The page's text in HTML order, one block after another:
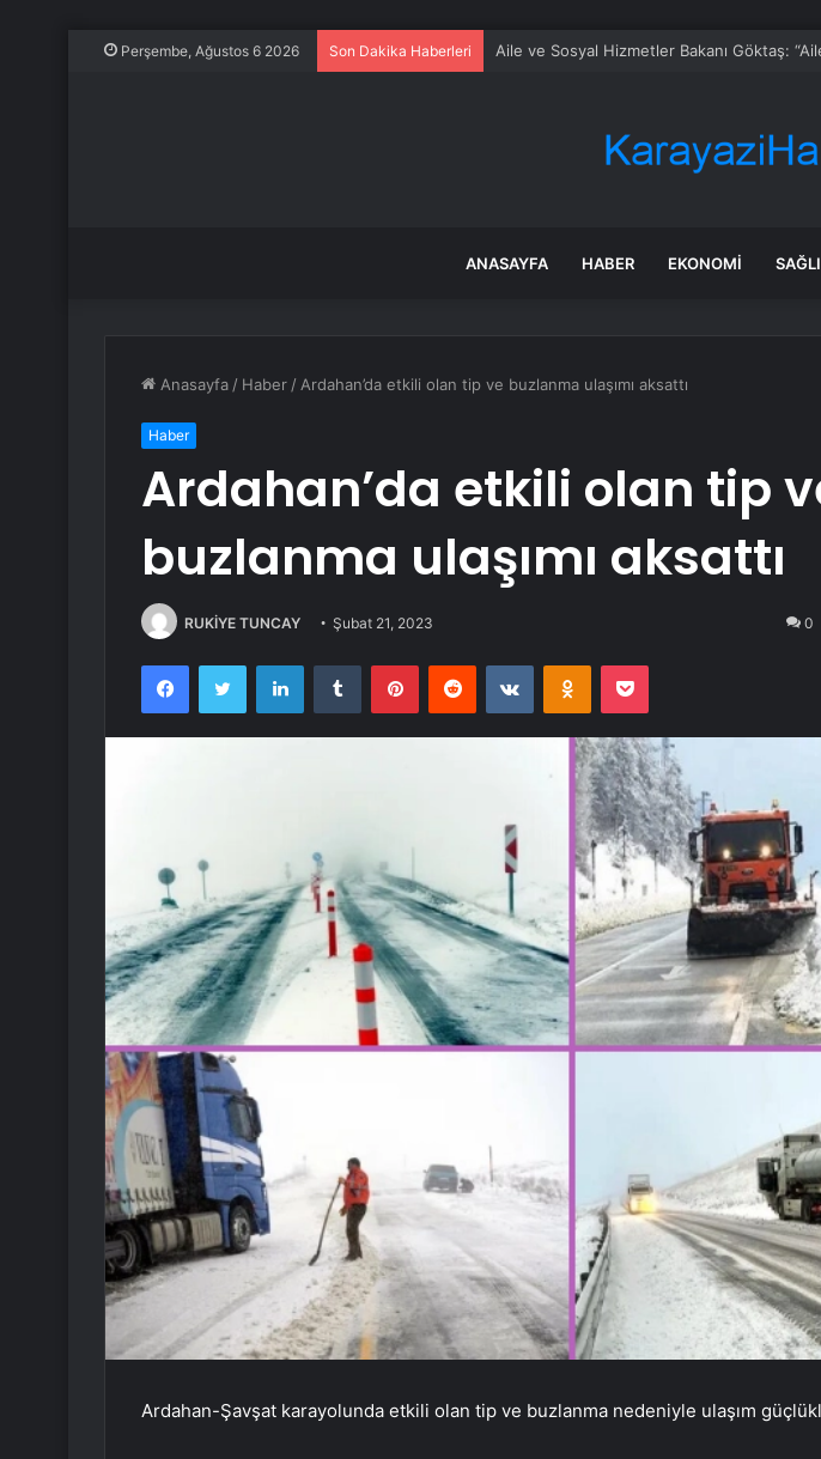
Perşembe, Ağustos 6 2026 Son Dakika Haberleri Aile ve Sosyal Hizmetler Bakanı Göktaş:
ANASAYFA HABER EKONOMI
Anasayfa / Haber / Ardahan’da etkili olan tip ve buzlanma ulaşımı aksattı
Haber
Ardahan’da etkili olan tip
buzlanma ulaşımı aksattı
RUKİYE TUNCAY Şubat 21, 2023 0
FacebookTwitter LinkedInTumblr PinterestReddit VKontakteOdnoklassniki
Pocket
Ardahan-Şavşat karayolunda etkili olan tip ve buzlanma nedeniyle ulaşım